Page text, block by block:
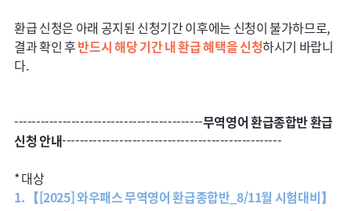
환급 신청은 아래 공지된 신청기간 이후에는 신청이 불가하므로,
결과 확인 후 반드시 해당 기간 내 환급 혜택을 신청하시기 바랍니
다.
-------------------------------------------무역영어 환급종합반 환급
신청 안내--------------------------------------------------
1. 【[2025] 와우패스 무역영어 환급종합반_8/11월 시험대비】